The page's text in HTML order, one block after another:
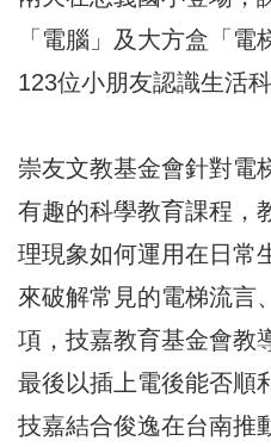
「電腦」及大方盒「
123位小朋友認識生活科
崇友文教基金會針對電
有趣的科學教育課程，
理現象如何運用在日常
來破解常見的電梯流言
項，技嘉教育基金會教
最後以插上電後能否順
技嘉結合俊逸在台南推